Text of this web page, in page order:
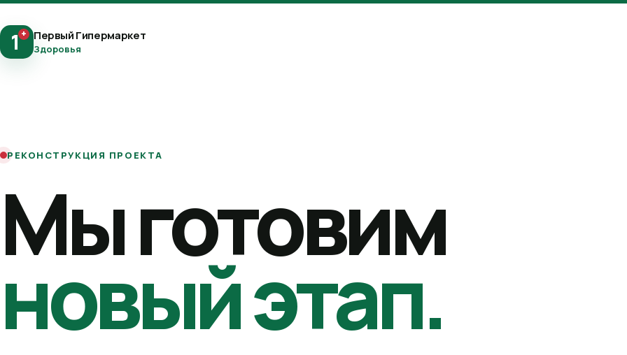
1+ Первый Гипермаркет
Здоровья
РЕКОНСТРУКЦИЯ ПРОЕКТА
Мы готовим
новый этап.